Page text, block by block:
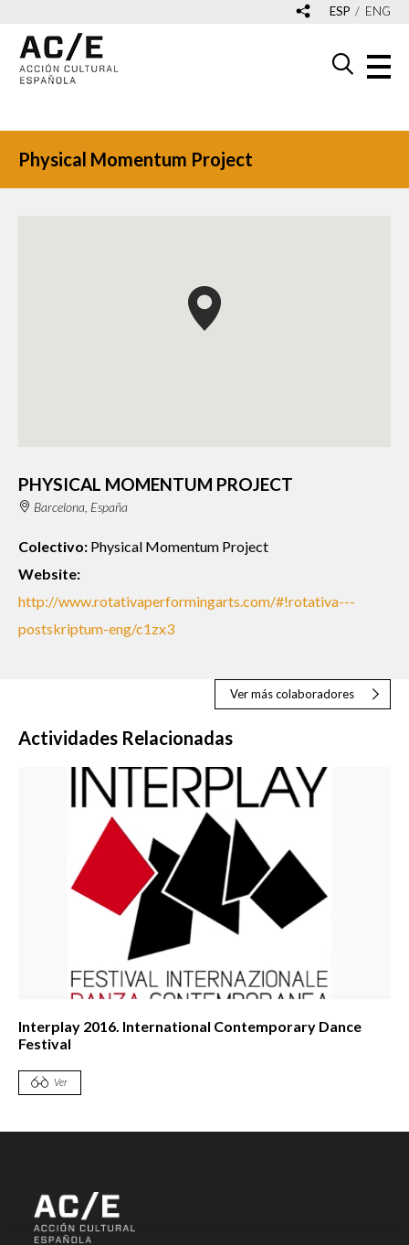
ESP ENG
Physical Momentum Project
PHYSICAL MOMENTUM PROJECT
Barcelona, España
Colectivo: Physical Momentum Project
Website:
http://www.rotativaperformingarts.com/#!rotativa---
postskriptum-eng/c1zx3
Ver más colaboradores
Actividades Relacionadas
Interplay 2016. International Contemporary Dance
Festival
Ver